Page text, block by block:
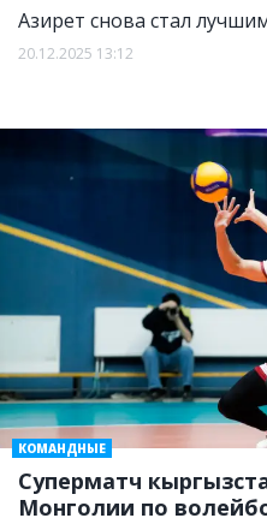
Азирет снова стал
20.12.2025 13:12
Суперматч
Монголии по
КОМАНДНЫЕ